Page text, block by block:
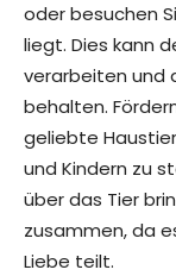
oder besuchen
liegt. Dies kann
verarbeiten und
behalten.
geliebte
und Kindern zu
über das Tier
zusammen, da
Liebe teilt.